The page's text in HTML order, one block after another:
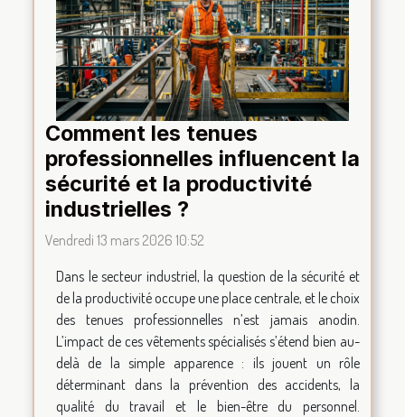
Comment les tenues
professionnelles influencent la
sécurité et la productivité
industrielles ?
Vendredi 13 mars 2026 10:52
Dans le secteur industriel, la question de la sécurité et
de la productivité occupe une place centrale, et le choix
des tenues professionnelles n’est jamais anodin.
L’impact de ces vêtements spécialisés s’étend bien au-
delà de la simple apparence : ils jouent un rôle
déterminant dans la prévention des accidents, la
qualité du travail et le bien-être du personnel.